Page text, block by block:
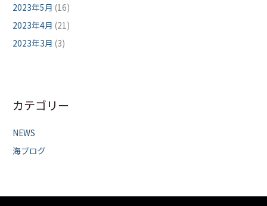
2023年5月 (16)
2023年4月 (21)
2023年3月 (3)
カテゴリー
NEWS
海ブログ